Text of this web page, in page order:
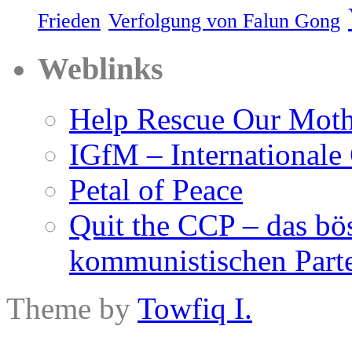
Frieden Verfolgung von Falun Gong
Weblinks
Help Rescue Our
IGfM – Internationale
Petal of Peace
Quit the CCP – das
kommunistischen
Theme by Towfiq I.